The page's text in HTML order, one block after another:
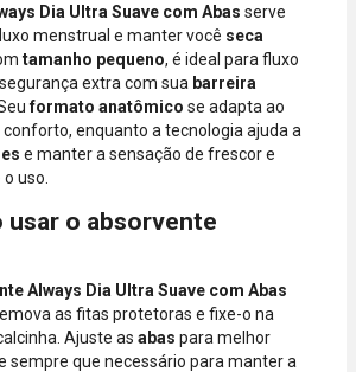
Dia Ultra Suave com Abas serve
menstrual e manter você seca
tamanho pequeno, é ideal para fluxo
extra com sua barreira
Seuformato anatômico se adapta ao
enquanto a tecnologia ajuda a
e manter a sensação de frescor e
uso.
usar o absorvente
Always Dia Ultra Suave com Abas
as fitas protetoras e fixe-o na
Ajuste as abas para melhor
sempre que necessário para manter a